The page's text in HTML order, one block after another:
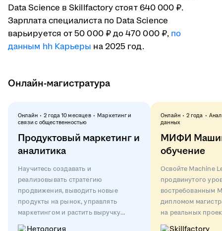
Data Science в Skillfactory стоят 640 000 ₽.
Зарплата специалиста по Data Science
варьируется от 50 000 ₽ до 470 000 ₽, по
данным hh Карьеры на 2025 год.
Онлайн-магистратура
Онлайн 2 года 10 месяцев
Маркетинг и
связи с общественностью
Продуктовый маркетинг и
аналитика
Научитесь создавать и
реализовывать стратегию
продвижения, выводить новые
продукты на рынок, управлять
маркетингом и растить выручку
компаний
Нетология
Онлайн 2 года
данных
МИФИ
обучение
Освойте Machine
продвинутого
востребованным
дипломом
на реальных
Skillfactory